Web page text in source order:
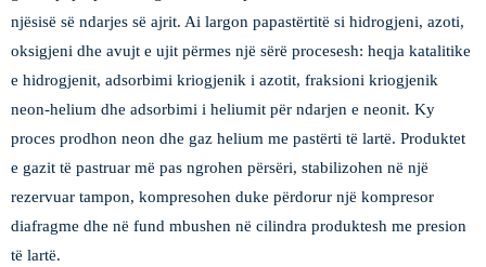
njësisë së ndarjes së ajrit. Ai largon papastërtitë si hidrogjeni, azoti,
oksigjeni dhe avujt e ujit përmes një sërë procesesh: heqja katalitike
e hidrogjenit, adsorbimi kriogjenik i azotit, fraksioni kriogjenik
neon-helium dhe adsorbimi i heliumit për ndarjen e neonit. Ky
proces prodhon neon dhe gaz helium me pastërti të lartë. Produktet
e gazit të pastruar më pas ngrohen përsëri, stabilizohen në një
rezervuar tampon, kompresohen duke përdorur një kompresor
diafragme dhe në fund mbushen në cilindra produktesh me presion
të lartë.